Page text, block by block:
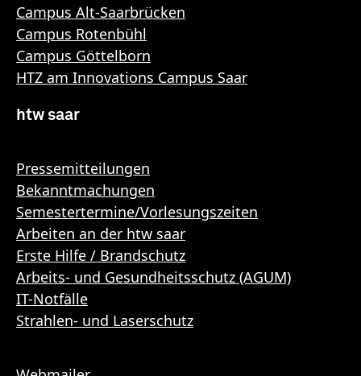
Campus Alt-Saarbrücken
Campus Rotenbühl
Campus Göttelborn
HTZ am Innovations Campus Saar
htw saar
Pressemitteilungen
Bekanntmachungen
Semestertermine/Vorlesungszeiten
Arbeiten an der htw saar
Erste Hilfe / Brandschutz
Arbeits- und Gesundheitsschutz (AGUM)
IT-Notfälle
Strahlen- und Laserschutz